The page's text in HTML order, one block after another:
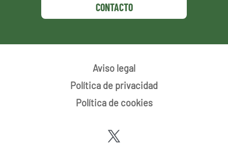
CONTACTO
Aviso legal
Política de privacidad
Política de cookies